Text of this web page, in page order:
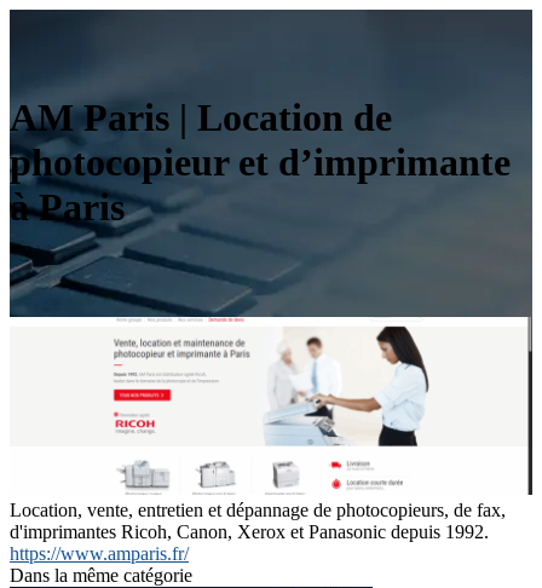
AM Paris | Location de
photocopieur et d’imprimante
à Paris
Location, vente, entretien et dépannage de photocopieurs, de fax,
d'imprimantes Ricoh, Canon, Xerox et Panasonic depuis 1992.
https://www.amparis.fr/
Dans la même catégorie